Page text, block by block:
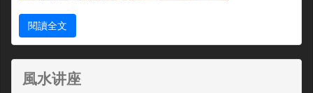
閱讀全文
風水讲座